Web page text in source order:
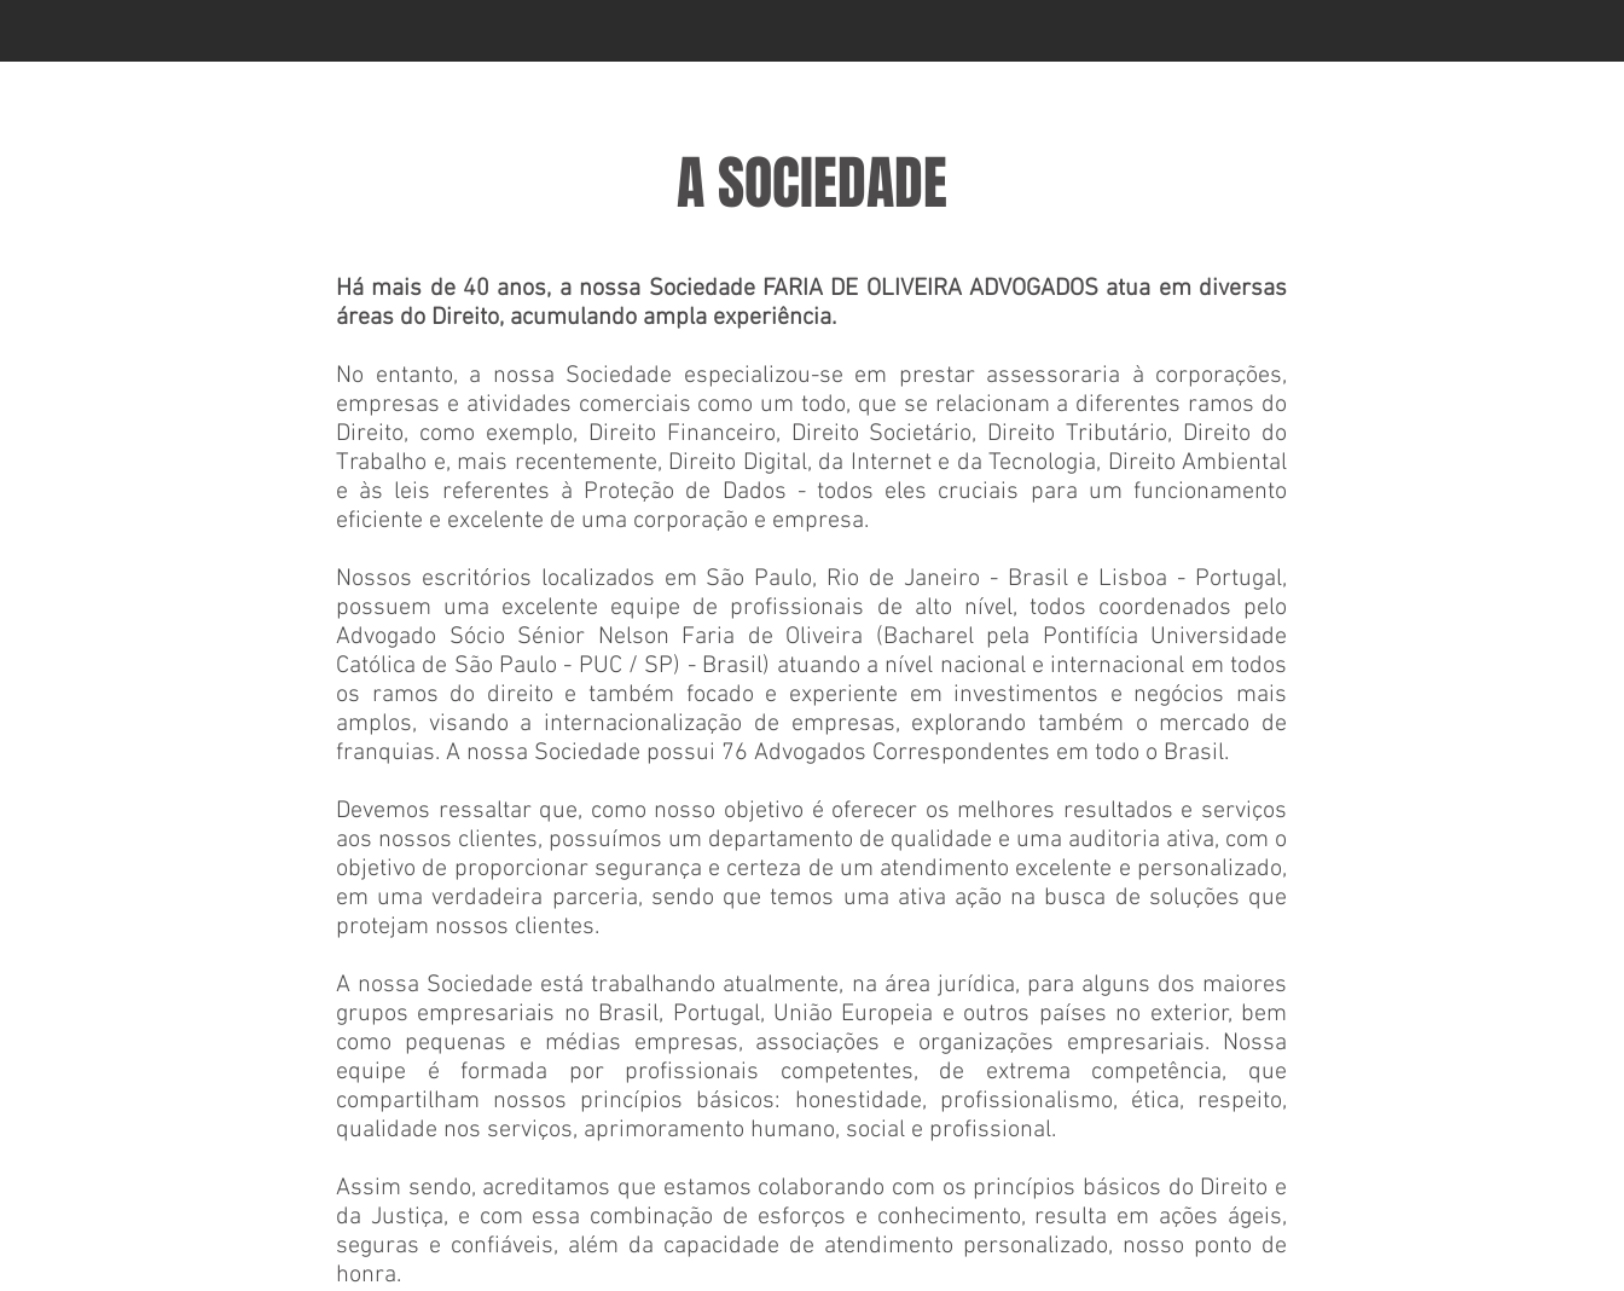
A SOCIEDADE
Há mais de 40 anos, a nossa Sociedade FARIA DE OLIVEIRA ADVOGADOS atua em diversas
áreas do Direito, acumulando ampla experiência.
No entanto, a nossa Sociedade especializou-se em prestar assessoraria à corporações,
empresas e atividades comerciais como um todo, que se relacionam a diferentes ramos do
Direito, como exemplo, Direito Financeiro, Direito Societário, Direito Tributário, Direito do
Trabalho e, mais recentemente, Direito Digital, da Internet e da Tecnologia, Direito Ambiental
e às leis referentes à Proteção de Dados - todos eles cruciais para um funcionamento
eficiente e excelente de uma corporação e empresa.
Nossos escritórios localizados em São Paulo, Rio de Janeiro - Brasil e Lisboa - Portugal,
possuem uma excelente equipe de profissionais de alto nível, todos coordenados pelo
Advogado Sócio Sénior Nelson Faria de Oliveira (Bacharel pela Pontifícia Universidade
Católica de São Paulo - PUC / SP) - Brasil) atuando a nível nacional e internacional em todos
os ramos do direito e também focado e experiente em investimentos e negócios mais
amplos, visando a internacionalização de empresas, explorando também o mercado de
franquias. A nossa Sociedade possui 76 Advogados Correspondentes em todo o Brasil.
Devemos ressaltar que, como nosso objetivo é oferecer os melhores resultados e serviços
aos nossos clientes, possuímos um departamento de qualidade e uma auditoria ativa, com o
objetivo de proporcionar segurança e certeza de um atendimento excelente e personalizado,
em uma verdadeira parceria, sendo que temos uma ativa ação na busca de soluções que
protejam nossos clientes.
A nossa Sociedade está trabalhando atualmente, na área jurídica, para alguns dos maiores
grupos empresariais no Brasil, Portugal, União Europeia e outros países no exterior, bem
como pequenas e médias empresas, associações e organizações empresariais. Nossa
equipe é formada por profissionais competentes, de extrema competência, que
compartilham nossos princípios básicos: honestidade, profissionalismo, ética, respeito,
qualidade nos serviços, aprimoramento humano, social e profissional.
Assim sendo, acreditamos que estamos colaborando com os princípios básicos do Direito e
da Justiça, e com essa combinação de esforços e conhecimento, resulta em ações ágeis,
seguras e confiáveis, além da capacidade de atendimento personalizado, nosso ponto de
honra.